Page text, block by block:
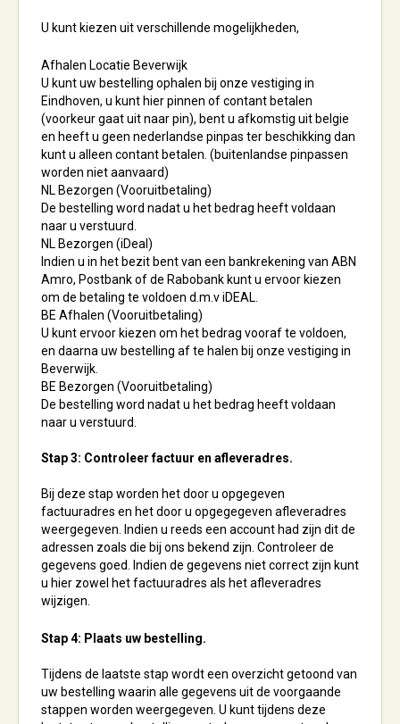
U kunt kiezen uit verschillende mogelijkheden,
Afhalen Locatie Beverwijk
U kunt uw bestelling ophalen bij onze vestiging in
Eindhoven, u kunt hier pinnen of contant betalen
(voorkeur gaat uit naar pin), bent u afkomstig uit belgie
en heeft u geen nederlandse pinpas ter beschikking dan
kunt u alleen contant betalen. (buitenlandse pinpassen
worden niet aanvaard)
NL Bezorgen (Vooruitbetaling)
De bestelling word nadat u het bedrag heeft voldaan
naar u verstuurd.
NL Bezorgen (iDeal)
Indien u in het bezit bent van een bankrekening van ABN
Amro, Postbank of de Rabobank kunt u ervoor kiezen
om de betaling te voldoen d.m.v iDEAL.
BE Afhalen (Vooruitbetaling)
U kunt ervoor kiezen om het bedrag vooraf te voldoen,
en daarna uw bestelling af te halen bij onze vestiging in
Beverwijk.
BE Bezorgen (Vooruitbetaling)
De bestelling word nadat u het bedrag heeft voldaan
naar u verstuurd.
Stap 3: Controleer factuur en afleveradres.
Bij deze stap worden het door u opgegeven
factuuradres en het door u opgegegeven afleveradres
weergegeven. Indien u reeds een account had zijn dit de
adressen zoals die bij ons bekend zijn. Controleer de
gegevens goed. Indien de gegevens niet correct zijn kunt
u hier zowel het factuuradres als het afleveradres
wijzigen.
Stap 4: Plaats uw bestelling.
Tijdens de laatste stap wordt een overzicht getoond van
uw bestelling waarin alle gegevens uit de voorgaande
stappen worden weergegeven. U kunt tijdens deze